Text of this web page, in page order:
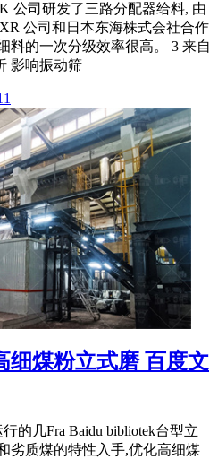
公司研发了三路分配器给料, 由
公司和日本东海株式会社合作
料的一次分级效率很高。 3 来自
影响振动筛
细煤粉立式磨 百度文
的几Fra Baidu bibliotek台型立
劣质煤的特性入手,优化高细煤